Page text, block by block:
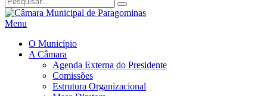
Menu
O Município
A Câmara
Agenda Externa do Presidente
Comissões
Estrutura Organizacional